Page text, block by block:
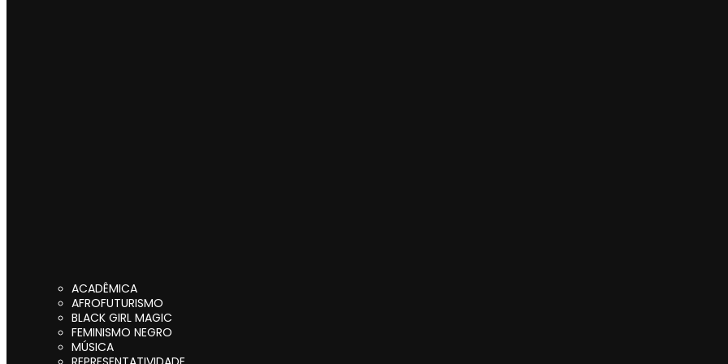
ACADÊMICA
AFROFUTURISMO
BLACK GIRL MAGIC
FEMINISMO NEGRO
MÚSICA